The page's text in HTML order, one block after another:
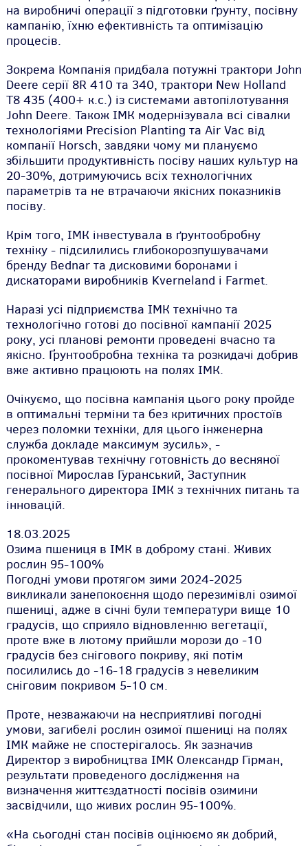
на виробничі операції з підготовки ґрунту, посівну
кампанію, їхню ефективність та оптимізацію
процесів.
Зокрема Компанія придбала потужні трактори John
Deere серії 8R 410 та 340, трактори New Holland
T8 435 (400+ к.с.) із системами автопілотування
John Deere. Також ІМК модернізувала всі сівалки
технологіями Precision Planting та Air Vac від
компанії Horsch, завдяки чому ми плануємо
збільшити продуктивність посіву наших культур на
20-30%, дотримуючись всіх технологічних
параметрів та не втрачаючи якісних показників
посіву.
Крім того, ІМК інвестувала в ґрунтообробну
техніку - підсилились глибокорозпушувачами
бренду Bednar та дисковими боронами і
дискаторами виробників Kverneland і Farmet.
Наразі усі підприємства ІМК технічно та
технологічно готові до посівної кампанії 2025
року, усі планові ремонти проведені вчасно та
якісно. Ґрунтообробна техніка та розкидачі добрив
вже активно працюють на полях ІМК.
Очікуємо, що посівна кампанія цього року пройде
в оптимальні терміни та без критичних простоїв
через поломки техніки, для цього інженерна
служба докладе максимум зусиль», -
прокоментував технічну готовність до весняної
посівної Мирослав Гуранський, Заступник
генерального директора ІМК з технічних питань та
інновацій.
18.03.2025
Озима пшениця в ІМК в доброму стані. Живих
рослин 95-100%
Погодні умови протягом зими 2024-2025
викликали занепокоєння щодо перезимівлі озимої
пшениці, адже в січні були температури вище 10
градусів, що сприяло відновленню вегетації,
проте вже в лютому прийшли морози до -10
градусів без снігового покриву, які потім
посилились до -16-18 градусів з невеликим
сніговим покривом 5-10 см.
Проте, незважаючи на несприятливі погодні
умови, загибелі рослин озимої пшениці на полях
ІМК майже не спостерігалось. Як зазначив
Директор з виробництва ІМК Олександр Гірман,
результати проведеного дослідження на
визначення життєздатності посівів озимини
засвідчили, що живих рослин 95-100%.
«На сьогодні стан посівів оцінюємо як добрий,